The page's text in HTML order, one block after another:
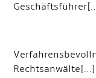
Rechtsanwälte[…]